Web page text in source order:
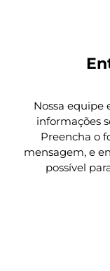
Nossa equipe
informações
Preencha o
mensagem, e
possível